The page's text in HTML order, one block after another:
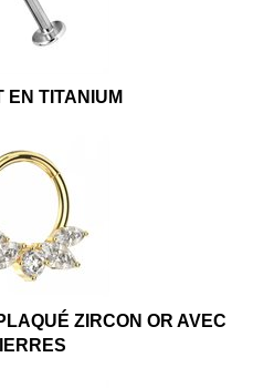
EN TITANIUM
ZIRCON OR AVEC